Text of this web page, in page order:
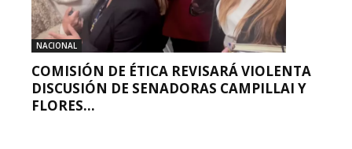
NACIONAL
COMISIÓN DE ÉTICA REVISARÁ VIOLENTA
DISCUSIÓN DE SENADORAS CAMPILLAI Y
FLORES...